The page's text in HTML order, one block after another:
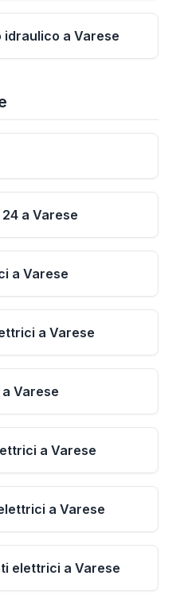
a Varese
a Varese
a Varese
a Varese
Varese
a Varese
a Varese
elettrici a Varese